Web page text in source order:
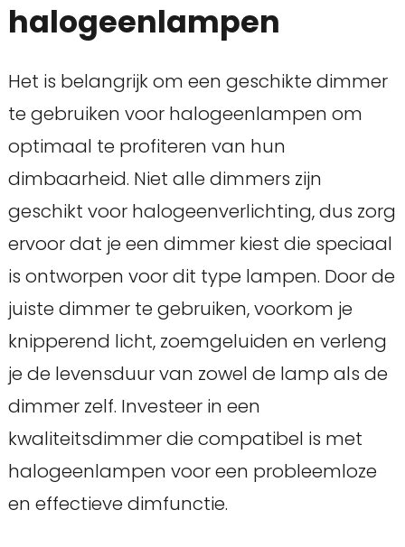
halogeenlampen
Het is belangrijk om een geschikte dimmer
te gebruiken voor halogeenlampen om
optimaal te profiteren van hun
dimbaarheid. Niet alle dimmers zijn
geschikt voor halogeenverlichting, dus zorg
ervoor dat je een dimmer kiest die speciaal
is ontworpen voor dit type lampen. Door de
juiste dimmer te gebruiken, voorkom je
knipperend licht, zoemgeluiden en verleng
je de levensduur van zowel de lamp als de
dimmer zelf. Investeer in een
kwaliteitsdimmer die compatibel is met
halogeenlampen voor een probleemloze
en effectieve dimfunctie.